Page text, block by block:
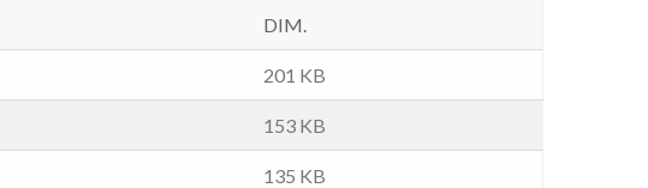
DIM.
201 KB
153 KB
135 KB